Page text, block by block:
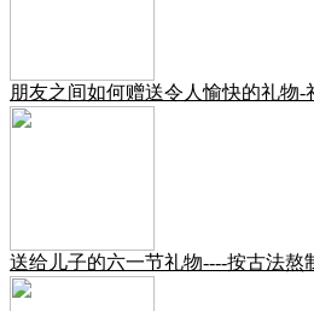
朋友之间如何赠送令人愉快的礼物-
送给儿子的六一节礼物----按古法熬